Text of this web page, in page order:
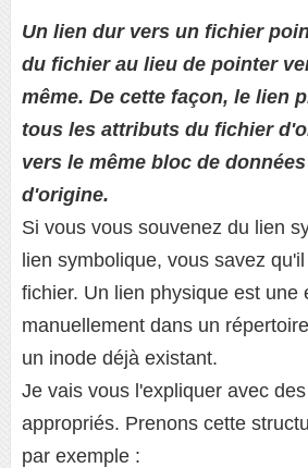
Un lien dur vers un fichier
du fichier au lieu de pointer
même. De cette façon, le lien
tous les attributs du fichier
vers le même bloc de
d'origine.
Si vous vous souvenez du lien
lien symbolique, vous savez
fichier. Un lien physique est une
manuellement dans un
un inode déjà existant.
Je vais vous l'expliquer avec
appropriés. Prenons cette
par exemple :